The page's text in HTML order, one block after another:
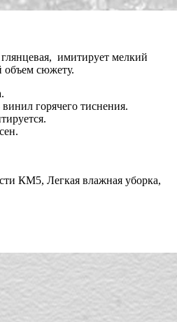
имитирует мелкий
объем сюжету.
горячего тиснения.
КМ5, Легкая влажная уборка,